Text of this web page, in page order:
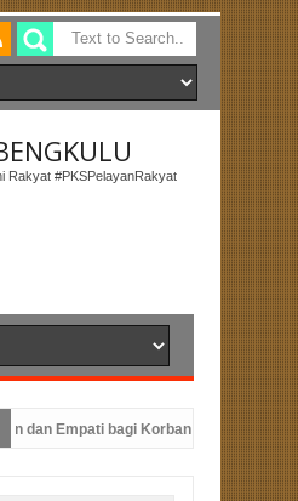
Rakyat #PKSPelayanRakyat
Empati bagi Korban Kebakaran di
Semangat Berbagi Melalui